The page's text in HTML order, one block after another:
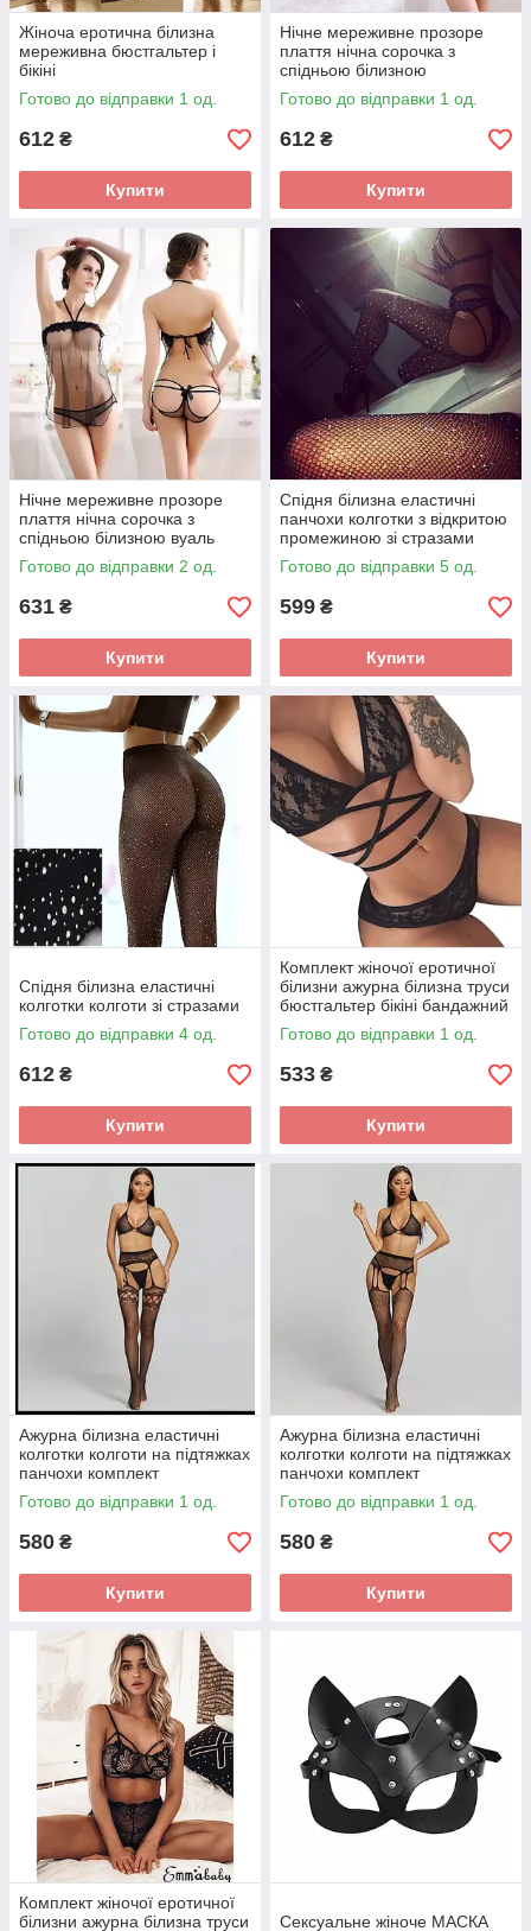
Жіноча еротична білизна
мереживна бюстгальтер і
бікіні
Готово до відправки 1 од.
612 ₴
Купити
Нічне мереживне прозоре
плаття нічна сорочка з
спідньою білизною
Готово до відправки 1 од.
612 ₴
Купити
Нічне мереживне прозоре
плаття нічна сорочка з
спідньою білизною вуаль
Готово до відправки 2 од.
631 ₴
Купити
Спідня білизна еластичні
панчохи колготки з відкритою
промежиною зі стразами
Готово до відправки 5 од.
599 ₴
Купити
Спідня білизна еластичні
колготки колготи зі стразами
Готово до відправки 4 од.
612 ₴
Купити
Комплект жіночої еротичної
білизни ажурна білизна труси
бюстгальтер бікіні бандажний
купальник
Готово до відправки 1 од.
533 ₴
Купити
Ажурна білизна еластичні
колготки колготи на підтяжках
панчохи комплект
Готово до відправки 1 од.
580 ₴
Купити
Ажурна білизна еластичні
колготки колготи на підтяжках
панчохи комплект
Готово до відправки 1 од.
580 ₴
Купити
Комплект жіночої еротичної
білизни ажурна білизна труси
Сексуальне жіноче МАСКА